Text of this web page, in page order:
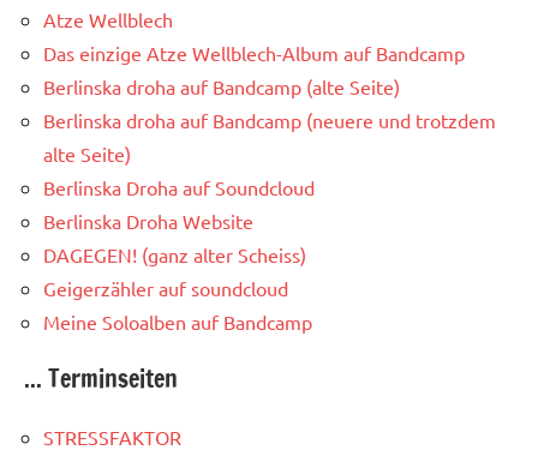
Atze Wellblech
Das einzige Atze Wellblech-Album auf Bandcamp
Berlinska droha auf Bandcamp (alte Seite)
Berlinska droha auf Bandcamp (neuere und trotzdem
alte Seite)
Berlinska Droha auf Soundcloud
Berlinska Droha Website
DAGEGEN! (ganz alter Scheiss)
Geigerzähler auf soundcloud
Meine Soloalben auf Bandcamp
... Terminseiten
STRESSFAKTOR